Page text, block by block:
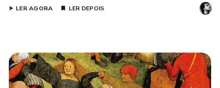
LER AGORA LER DEPOIS